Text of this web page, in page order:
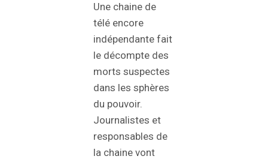
Une chaine de
télé encore
indépendante fait
le décompte des
morts suspectes
dans les sphères
du pouvoir.
Journalistes et
responsables de
la chaine vont